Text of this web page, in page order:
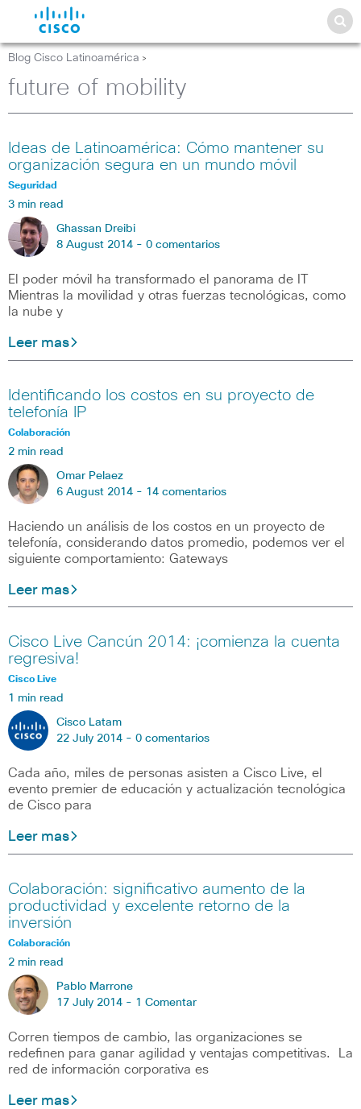
Blog Cisco Latinoamérica >
future of mobility
Ideas de Latinoamérica: Cómo mantener su
organización segura en un mundo móvil
Seguridad
3 min read
Ghassan Dreibi
8 August 2014 - 0 comentarios
El poder móvil ha transformado el panorama de IT
Mientras la movilidad y otras fuerzas tecnológicas, como
la nube y
Leer mas
Identificando los costos en su proyecto de
telefonía IP
Colaboración
2 min read
Omar Pelaez
6 August 2014 - 14 comentarios
Haciendo un análisis de los costos en un proyecto de
telefonía, considerando datos promedio, podemos ver el
siguiente comportamiento: Gateways
Leer mas
Cisco Live Cancún 2014: ¡comienza la cuenta
regresiva!
Cisco Live
1 min read
Cisco Latam
22 July 2014 - 0 comentarios
Cada año, miles de personas asisten a Cisco Live, el
evento premier de educación y actualización tecnológica
de Cisco para
Leer mas
Colaboración: significativo aumento de la
productividad y excelente retorno de la
inversión
Colaboración
2 min read
Pablo Marrone
17 July 2014 - 1 Comentar
Corren tiempos de cambio, las organizaciones se
redefinen para ganar agilidad y ventajas competitivas. La
red de información corporativa es
Leer mas